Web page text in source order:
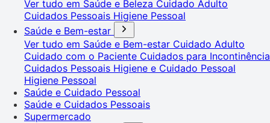
Ver tudo em Saúde e Beleza Cuidado Adulto
Cuidados Pessoais Higiene Pessoal
Saúde e Bem-estar
Ver tudo em Saúde e Bem-estar Cuidado Adulto
Cuidado com o Paciente Cuidados para Incontinência
Cuidados Pessoais Higiene e Cuidado Pessoal
Higiene Pessoal
Saúde e Cuidado Pessoal
Saúde e Cuidados Pessoais
Supermercado